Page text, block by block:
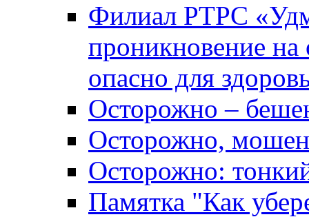
Филиал РТРС
проникновение на
опасно для
Осторожно –
Осторожно,
Осторожно:
Памятка "Как